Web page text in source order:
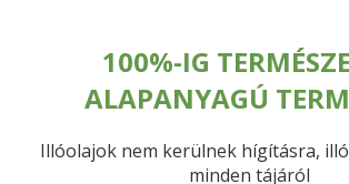
100%-IG
ALAPANYAGÚ
Illóolajok nem kerülnek hígításra,
minden tájáról